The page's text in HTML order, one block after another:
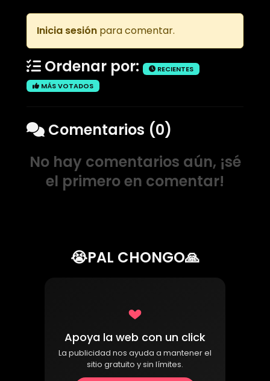
Inicia sesión para comentar.
Ordenar por:
RECIENTES
MÁS VOTADOS
Comentarios (0)
No hay comentarios aún, ¡sé
el primero en comentar!
😭PAL CHONGO🙏
Apoya la web con un click
La publicidad nos ayuda a mantener el
sitio gratuito y sin límites.